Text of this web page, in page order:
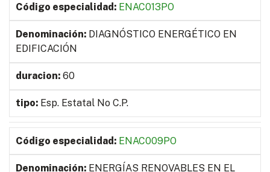
ENAC013PO
DIAGNÓSTICO ENERGÉTICO EN
EDIFICACIÓN
60
Esp. Estatal No C.P.
ENAC009PO
ENERGÍAS RENOVABLES EN EL